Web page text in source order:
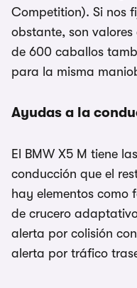
Competition). Si nos
obstante, son valores
de 600 caballos
para la misma
Ayudas a la
El BMW X5 M tiene
conducción que el
hay elementos como
de crucero
alerta por colisión
alerta por tráfico